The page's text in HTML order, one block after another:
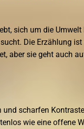
sich um die
Die Erzählung ist
aber sie geht auch
scharfen
wie eine offene